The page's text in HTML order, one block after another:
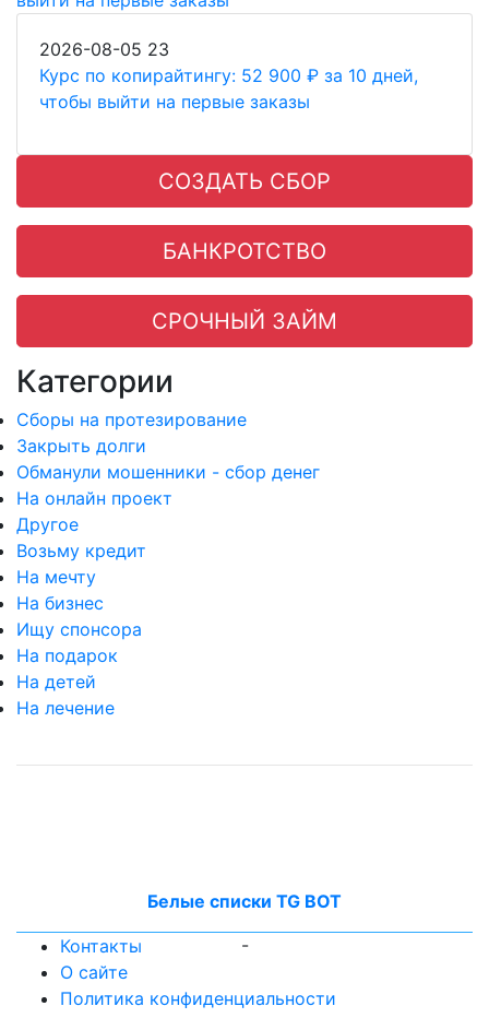
2026-08-05 23
Курс по копирайтингу: 52 900 ₽ за 10 дней,
чтобы выйти на первые заказы
СОЗДАТЬ СБОР
БАНКРОТСТВО
СРОЧНЫЙ ЗАЙМ
Категории
Сборы на протезирование
Закрыть долги
Обманули мошенники - сбор денег
На онлайн проект
Другое
Возьму кредит
На мечту
На бизнес
Ищу спонсора
На подарок
На детей
На лечение
Белые списки TG BOT
-
Контакты
О сайте
Политика конфиденциальности